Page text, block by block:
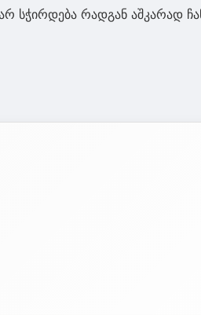
რადგან აშკარად